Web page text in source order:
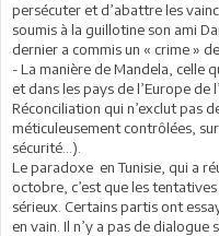
persécuter et d’abattre les
soumis à la guillotine son ami
dernier a commis un « crime »
- La manière de Mandela, celle
et dans les pays de l’Europe de
Réconciliation qui n’exclut pas
méticuleusement contrôlées,
sécurité…).
Le paradoxe en Tunisie, qui a
octobre, c’est que les
sérieux. Certains partis ont
en vain. Il n’y a pas de